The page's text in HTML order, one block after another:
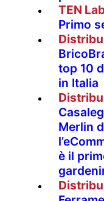
TEN
Primo
top 10
in Italia
Merlin
è il